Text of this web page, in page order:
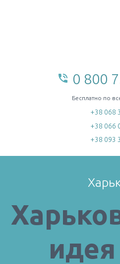
phone_in_talk 0 800
Бесплатно по
+38 068
+38 066
+38 093